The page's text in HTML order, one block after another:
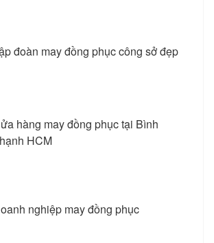
đoàn may đồng phục công sở đẹp
hàng may đồng phục tại Bình
HCM
nghiệp may đồng phục